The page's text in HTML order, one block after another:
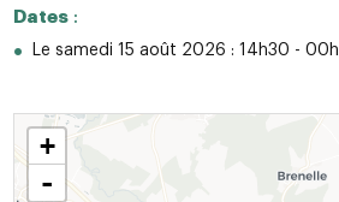
Dates:
Le samedi 15 août 2026 : 14h30 - 00h
+
-